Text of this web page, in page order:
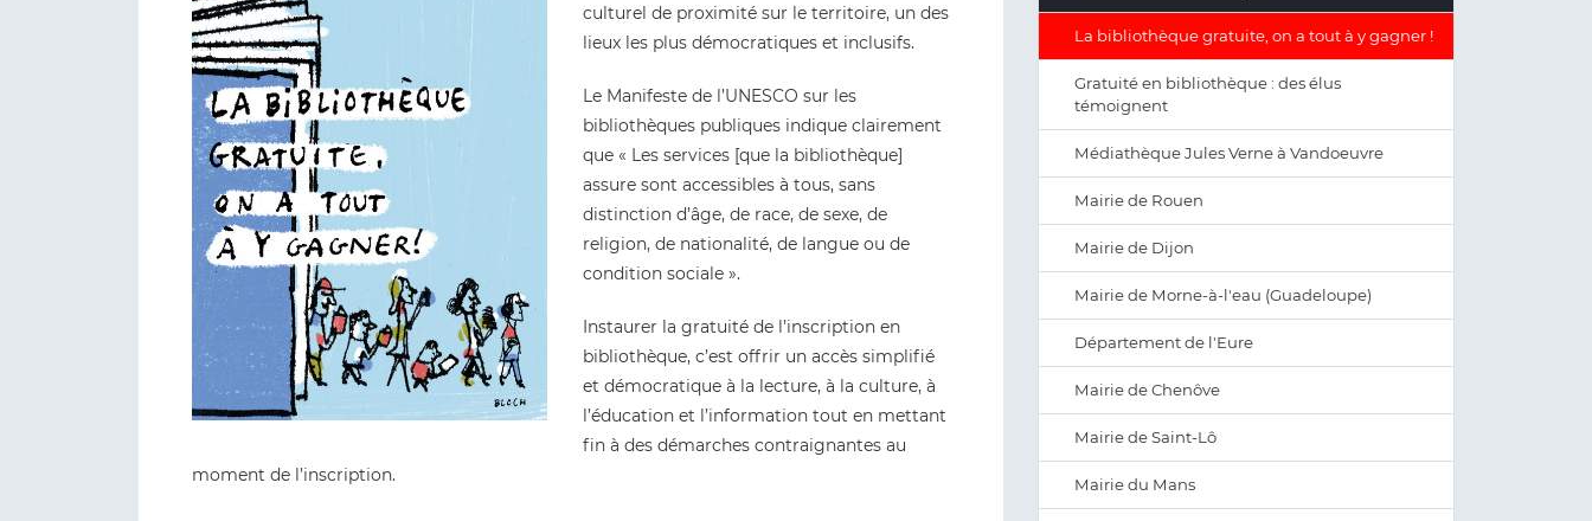
culturel de proximité sur le territoire, un des
lieux les plus démocratiques et inclusifs.
Le Manifeste de l’UNESCO sur les
bibliothèques publiques indique clairement
que « Les services [que la bibliothèque]
assure sont accessibles à tous, sans
distinction d’âge, de race, de sexe, de
religion, de nationalité, de langue ou de
condition sociale ».
Instaurer la gratuité de l’inscription en
bibliothèque, c’est offrir un accès simplifié
et démocratique à la lecture, à la culture, à
l’éducation et l’information tout en mettant
fin à des démarches contraignantes au
moment de l’inscription.
La bibliothèque gratuite, on a tout à y gagner !
Gratuité en bibliothèque : des élus
témoignent
Médiathèque Jules Verne à Vandoeuvre
Mairie de Rouen
Mairie de Dijon
Mairie de Morne-à-l'eau (Guadeloupe)
Département de l'Eure
Mairie de Chenôve
Mairie de Saint-Lô
Mairie du Mans